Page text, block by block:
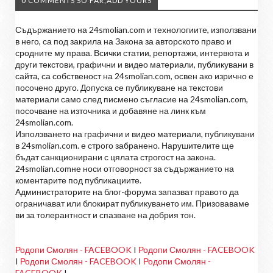
Съдържанието на 24smolian.com и технологиите, използвани
в него, са под закрила на Закона за авторското право и
сродните му права. Всички статии, репортажи, интервюта и
други текстови, графични и видео материали, публикувани в
сайта, са собственост на 24smolian.com, освен ако изрично е
посочено друго. Допуска се публикуване на текстови
материали само след писмено съгласие на 24smolian.com,
посочване на източника и добавяне на линк към
24smolian.com.
Използването на графични и видео материали, публикувани
в 24smolian.com. е строго забранено. Нарушителите ще
бъдат санкционирани с цялата строгост на закона.
24smolian.comне носи отговорност за съдържанието на
коментарите под публикациите.
Администраторите на блог-форума запазват правото да
ограничават или блокират публикуването им. Призоваваме
ви за толерантност и спазване на добрия тон.
Родопи Смолян - FACEBOOK I Родопи Смолян - FACEBOOK
I Родопи Смолян - FACEBOOK I Родопи Смолян -